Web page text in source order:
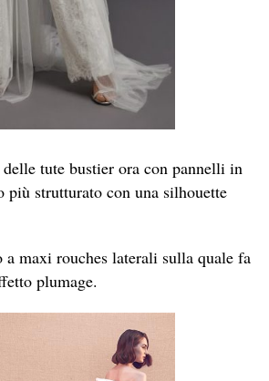
delle tute bustier ora con pannelli in
strutturato con una silhouette
maxi rouches laterali sulla quale fa
plumage.